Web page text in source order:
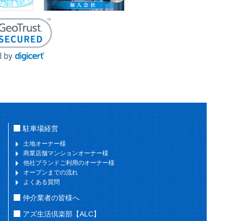
駐車場経営
土地オーナー様
商業店舗マンションオーナー様
他社ブランドご利用のオーナー様
オープンまでの流れ
よくある質問
仲介業者の皆様へ
アズ生活倶楽部【ALC】